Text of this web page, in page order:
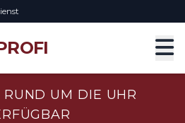
UM DIE UHR